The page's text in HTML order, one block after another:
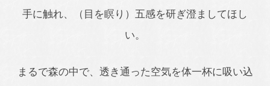
手に触れ、（目を瞑り）五感を研ぎ澄ましてほし
い。
まるで森の中で、透き通った空気を体一杯に吸い込